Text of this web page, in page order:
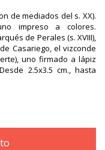
de mediados del s. XX).
impreso a colores.
de Perales (s. XVIII),
Casariego, el vizconde
uno firmado a lápiz
2.5x3.5 cm., hasta